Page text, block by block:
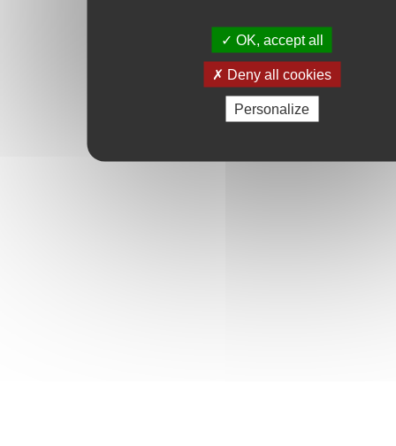
OK, accept all
Deny all cookies
Personalize